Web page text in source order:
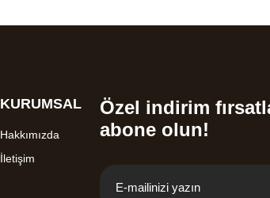
KURUMSAL
Hakkımızda
İletişim
Özel indirim
abone olun!